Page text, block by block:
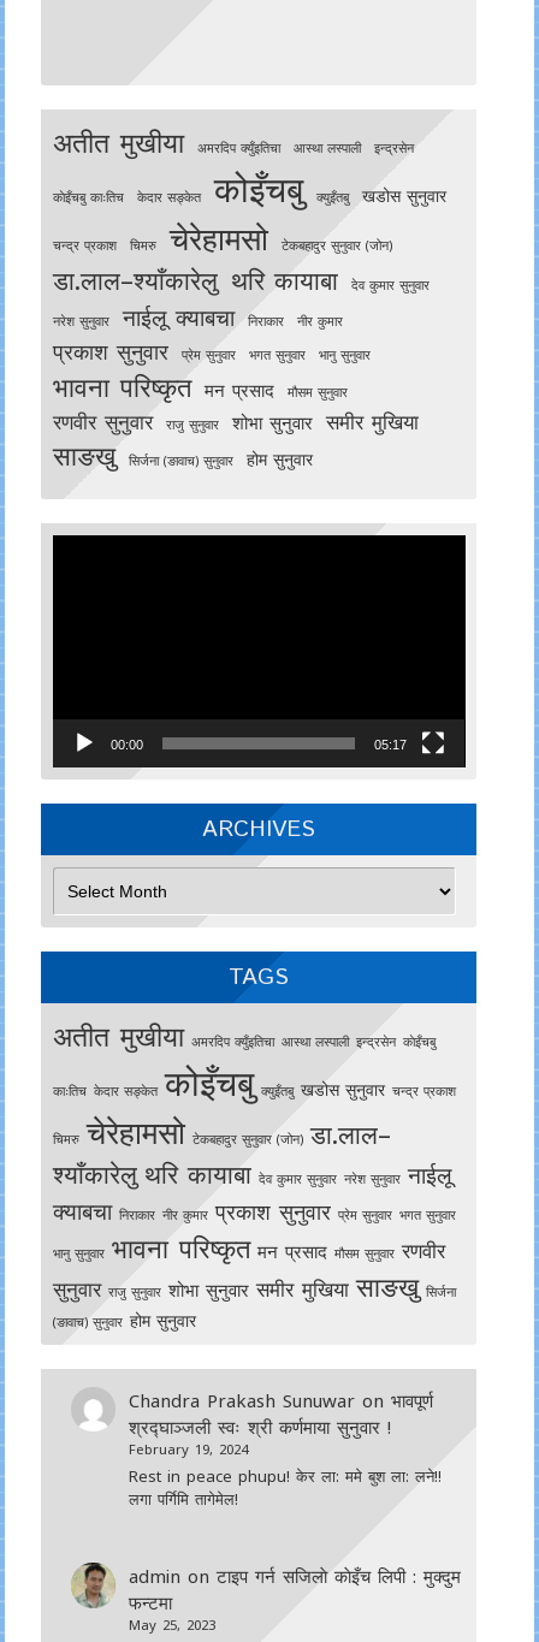
अतीत मुखीया अमरदिप क्युँइतिचा आस्था लस्पाली इन्द्रसेन
काेइँचबु काःतिच केदार सङ्केत कोइँचबु क्युइँतबु खडोस सुनुवार
चन्द्र प्रकाश चिमरु चेरेहामसो टेकबहादुर सुनुवार (जोन)
डा.लाल–श्याँकारेलु थरि कायाबा देव कुमार सुनुवार
नरेश सुनुवार नाईलू क्याबचा निराकार नीर कुमार
प्रकाश सुनुवार प्रेम सुनुवार भगत सुनुवार भानु सुनुवार
भावना परिष्कृत मन प्रसाद मौसम सुनुवार
रणवीर सुनुवार राजु सुनुवार शोभा सुनुवार समीर मुखिया
साङखु सिर्जना (ङावाच) सुनुवार होम सुनुवार
00:00 05:17
ARCHIVES
TAGS
अतीत मुखीया अमरदिप क्युँइतिचा आस्था लस्पाली इन्द्रसेन काेइँचबु
काःतिच केदार सङ्केत कोइँचबु क्युइँतबु खडोस सुनुवार चन्द्र प्रकाश
चिमरु चेरेहामसो टेकबहादुर सुनुवार (जोन) डा.लाल–
श्याँकारेलु थरि कायाबा देव कुमार सुनुवार नरेश सुनुवार नाईलू
क्याबचा निराकार नीर कुमार प्रकाश सुनुवार प्रेम सुनुवार भगत सुनुवार
भानु सुनुवार भावना परिष्कृत मन प्रसाद मौसम सुनुवार रणवीर
सुनुवार राजु सुनुवार शोभा सुनुवार समीर मुखिया साङखु सिर्जना
(ङावाच) सुनुवार होम सुनुवार
Chandra Prakash Sunuwar onभावपूर्ण
श्रद्घाञ्जली स्वः श्री कर्णमाया सुनुवार !
February 19, 2024
Rest in peace phupu! केर ला: ममे बुश ला: लने!!
लगा पर्गिमि तागेमेल!
admin onटाइप गर्न सजिलाे काेइँच लिपी : मुक्दुम
फन्टमा
May 25, 2023